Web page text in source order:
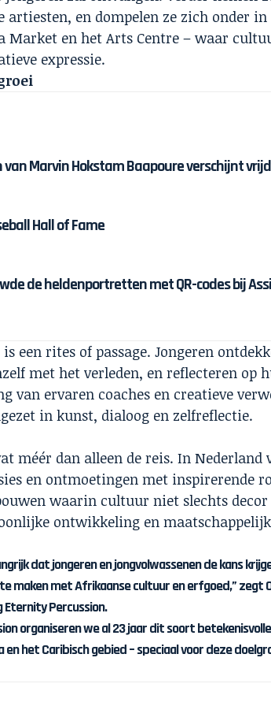
en dompelen ze zich onder
Market en het Arts Centre – waar
expressie.
van Marvin Hokstam Baapoure verschijnt
Hall of Fame
de heldenportretten met QR-codes bij
een rites of passage. Jongeren
met het verleden, en reflecteren op
van ervaren coaches en creatieve
in kunst, dialoog en zelfreflectie.
méér dan alleen de reis. In Nederland
en ontmoetingen met inspirerende
waarin cultuur niet slechts
ontwikkeling en
dat jongeren en jongvolwassenen de kans
maken met Afrikaanse cultuur en erfgoed,” zegt
Percussion.
organiseren we al 23 jaar dit soort
het Caribisch gebied – speciaal voor deze